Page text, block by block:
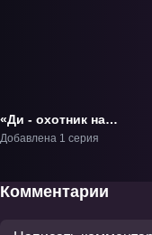
«Ди - охотник на
вампиров: Жажда
Добавлена 1 серия
Комментарии